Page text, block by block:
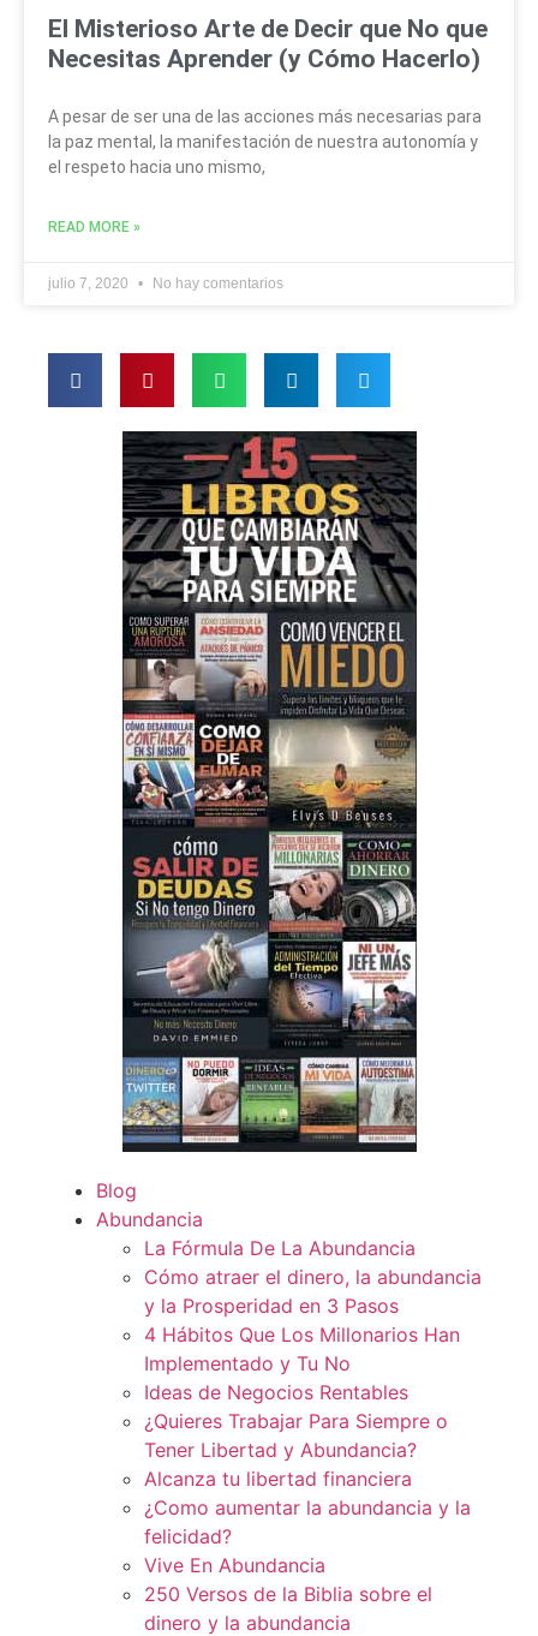
El Misterioso Arte de Decir que No que
Necesitas Aprender (y Cómo Hacerlo)
A pesar de ser una de las acciones más necesarias para
la paz mental, la manifestación de nuestra autonomía y
el respeto hacia uno mismo,
READ MORE »
julio 7, 2020 No hay comentarios
Blog
Abundancia
La Fórmula De La Abundancia
Cómo atraer el dinero, la abundancia
y la Prosperidad en 3 Pasos
4 Hábitos Que Los Millonarios Han
Implementado y Tu No
Ideas de Negocios Rentables
¿Quieres Trabajar Para Siempre o
Tener Libertad y Abundancia?
Alcanza tu libertad financiera
¿Como aumentar la abundancia y la
felicidad?
Vive En Abundancia
250 Versos de la Biblia sobre el
dinero y la abundancia